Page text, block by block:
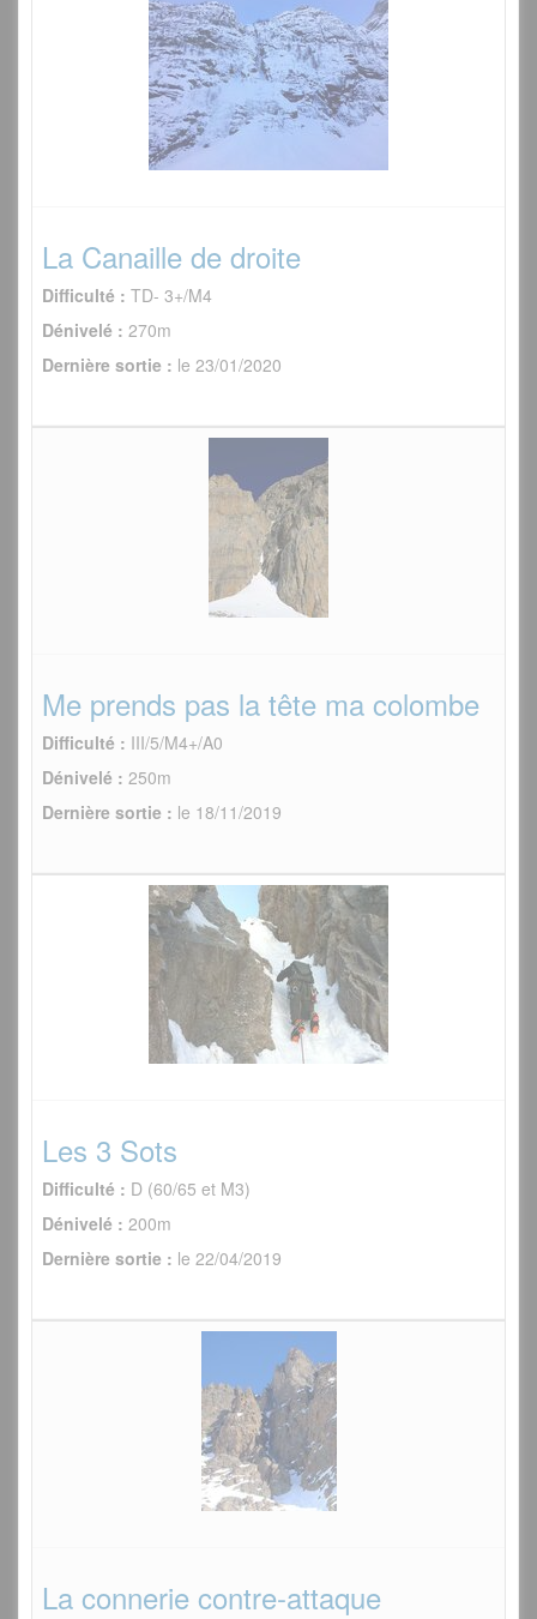
La Canaille de droite
Difficulté : TD- 3+/M4
Dénivelé : 270m
Dernière sortie : le 23/01/2020
Me prends pas la tête ma colombe
Difficulté : III/5/M4+/A0
Dénivelé : 250m
Dernière sortie : le 18/11/2019
Les 3 Sots
Difficulté : D (60/65 et M3)
Dénivelé : 200m
Dernière sortie : le 22/04/2019
La connerie contre-attaque